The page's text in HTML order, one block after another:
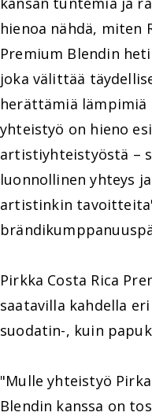
hienoa nähdä, miten
Premium Blendin
joka välittää
herättämiä lämpimiä
yhteistyö on hieno
artistiyhteistyöstä –
luonnollinen yhteys
artistinkin
Pirkka Costa Rica
saatavilla kahdella
suodatin-, kuin
"Mulle yhteistyö
Blendin kanssa on